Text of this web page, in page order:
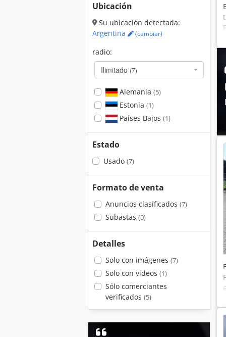
Ubicación
Su ubicación detectada:
Argentina
(cambiar)
radio:
Ilimitado (7)
Alemania (5)
Estonia (1)
Países Bajos (1)
Estado
Usado (7)
Formato de venta
Anuncios clasificados (7)
Subastas (0)
Detalles
Solo con imágenes (7)
Solo con videos (1)
Sólo comerciantes
verificados (5)